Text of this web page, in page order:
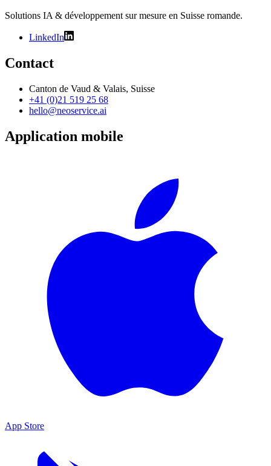
Solutions IA & développement sur mesure en Suisse romande.
LinkedIn
Contact
Canton de Vaud & Valais, Suisse
+41 (0)21 519 25 68
hello@neoservice.ai
Application mobile
App Store